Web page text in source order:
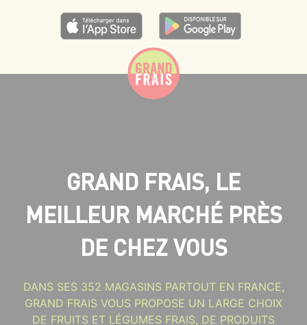
GRAND FRAIS, LE
MEILLEUR MARCHÉ PRÈS
DE CHEZ VOUS
DANS SES 352 MAGASINS PARTOUT EN FRANCE,
GRAND FRAIS VOUS PROPOSE UN LARGE CHOIX
DE FRUITS ET LÉGUMES FRAIS, DE PRODUITS